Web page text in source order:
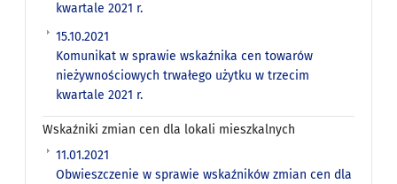
kwartale 2021 r.
15.10.2021
Komunikat w sprawie wskaźnika cen towarów
nieżywnościowych trwałego użytku w trzecim
kwartale 2021 r.
Wskaźniki zmian cen dla lokali mieszkalnych
11.01.2021
Obwieszczenie w sprawie wskaźników zmian cen dla